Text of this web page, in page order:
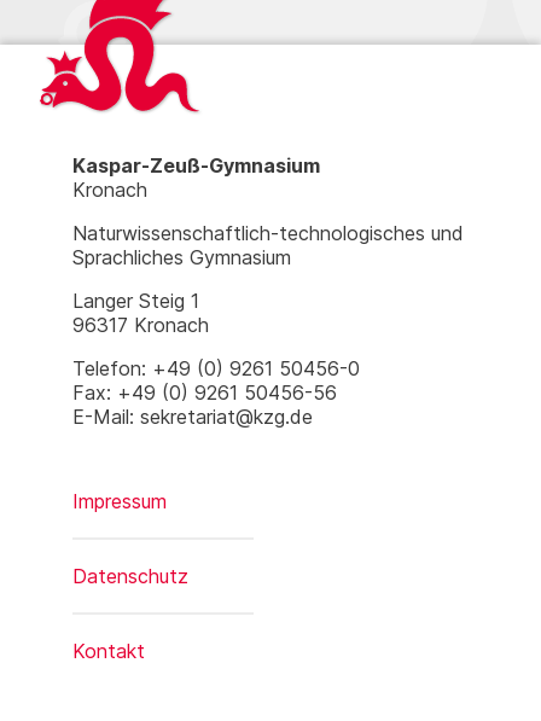
Kaspar-Zeuß-Gymnasium
Kronach
Naturwissenschaftlich-technologisches und
Sprachliches Gymnasium
Langer Steig 1
96317 Kronach
Telefon: +49 (0) 9261 50456-0
Fax: +49 (0) 9261 50456-56
E-Mail: sekretariat@kzg.de
Impressum
Datenschutz
Kontakt